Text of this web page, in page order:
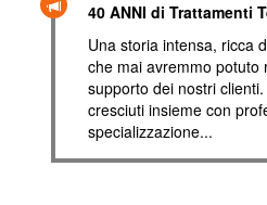
40 ANNI di Trattamenti
Una storia intensa, ricca
che mai avremmo potuto
supporto dei nostri
cresciuti insieme con
specializzazione...